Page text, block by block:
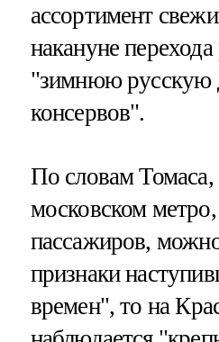
ассортимент
накануне
"зимнюю русскую
консервов".
По словам Томаса,
московском
пассажиров,
признаки
времен", то на